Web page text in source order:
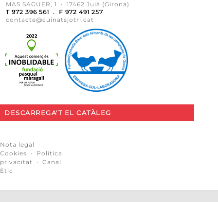
MAS SAGUER, 1 · 17462 Juià (Girona)
T 972 396 561 . F 972 491 257
contacte@cuinatsjotri.cat
DESCARREGA'T EL CATÀLEG
Nota legal
·
Cookies · Política
privacitat · Canal
Ètic